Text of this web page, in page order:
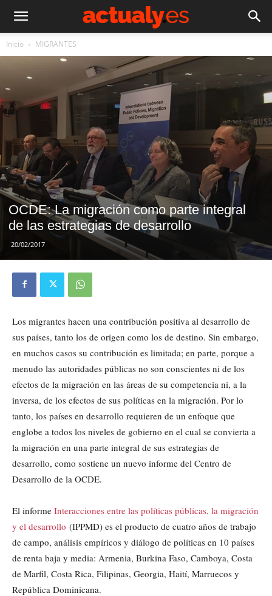
Inicio MIGRANTES
OCDE: La migración como parte integral
de las estrategias de desarrollo
20/02/2017
Los migrantes hacen una contribución positiva al desarrollo de
sus países, tanto los de origen como los de destino. Sin embargo,
en muchos casos su contribución es limitada; en parte, porque a
menudo las autoridades públicas no son conscientes ni de los
efectos de la migración en las áreas de su competencia ni, a la
inversa, de los efectos de sus políticas en la migración. Por lo
tanto, los países en desarrollo requieren de un enfoque que
englobe a todos los niveles de gobierno en el cual se convierta a
la migración en una parte integral de sus estrategias de
desarrollo, como sostiene un nuevo informe del Centro de
Desarrollo de la OCDE.
El informe Interacciones entre las políticas públicas, la migración
y el desarrollo (IPPMD) es el producto de cuatro años de trabajo
de campo, análisis empíricos y diálogo de políticas en 10 países
de renta baja y media: Armenia, Burkina Faso, Camboya, Costa
de Marfil, Costa Rica, Filipinas, Georgia, Haití, Marruecos y
República Dominicana.